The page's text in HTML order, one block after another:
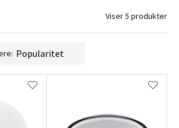
Viser 5 produkter